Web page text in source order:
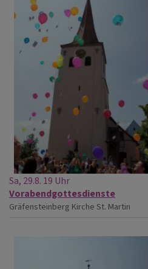
Sa, 29.8. 19 Uhr
Vorabendgottesdienste
Gräfensteinberg Kirche St. Martin